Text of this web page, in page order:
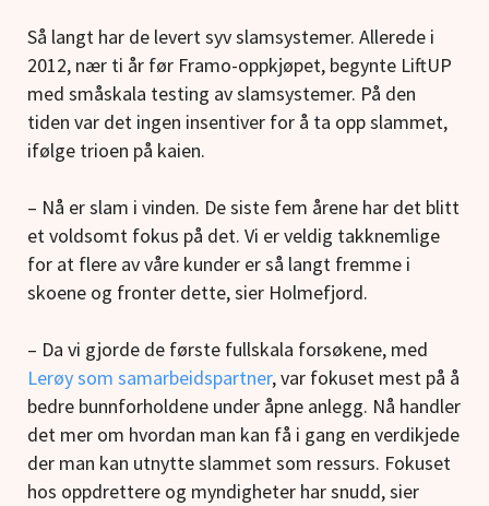
Så langt har de levert syv slamsystemer. Allerede i
2012, nær ti år før Framo-oppkjøpet, begynte LiftUP
med småskala testing av slamsystemer. På den
tiden var det ingen insentiver for å ta opp slammet,
ifølge trioen på kaien.
– Nå er slam i vinden. De siste fem årene har det blitt
et voldsomt fokus på det. Vi er veldig takknemlige
for at flere av våre kunder er så langt fremme i
skoene og fronter dette, sier Holmefjord.
– Da vi gjorde de første fullskala forsøkene, med
Lerøy som samarbeidspartner, var fokuset mest på å
bedre bunnforholdene under åpne anlegg. Nå handler
det mer om hvordan man kan få i gang en verdikjede
der man kan utnytte slammet som ressurs. Fokuset
hos oppdrettere og myndigheter har snudd, sier